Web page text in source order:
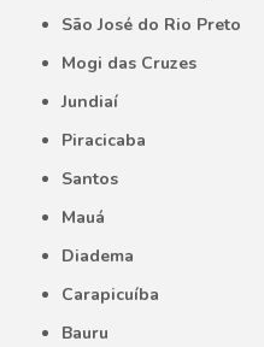
São José do Rio Preto
Mogi das Cruzes
Jundiaí
Piracicaba
Santos
Mauá
Diadema
Carapicuíba
Bauru